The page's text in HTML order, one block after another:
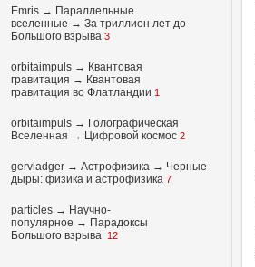
Emris → Параллельные
вселенные → За триллион лет до
Большого взрыва 3
orbitaimpuls → Квантовая
гравитация → Квантовая
гравитация во Флатландии 1
orbitaimpuls → Голографическая
Вселенная → Цифровой космос 2
gervladger → Астрофизика → Черные
дыры: физика и астрофизика 7
particles → Научно-
популярное → Парадоксы
Большого взрыва 12